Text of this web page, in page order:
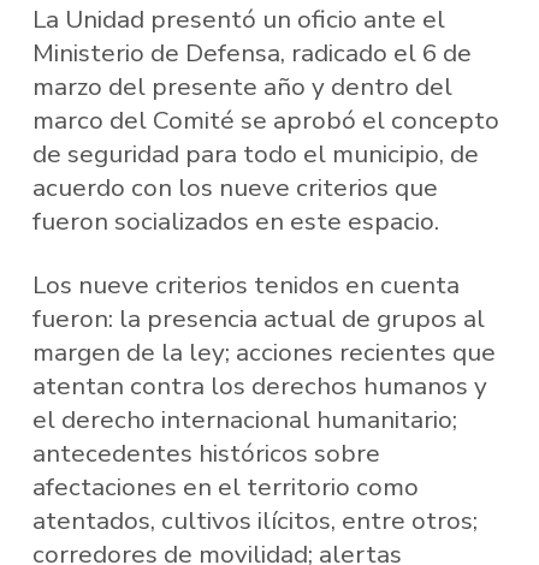
La Unidad presentó un oficio ante el
Ministerio de Defensa, radicado el 6 de
marzo del presente año y dentro del
marco del Comité se aprobó el concepto
de seguridad para todo el municipio, de
acuerdo con los nueve criterios que
fueron socializados en este espacio.
Los nueve criterios tenidos en cuenta
fueron: la presencia actual de grupos al
margen de la ley; acciones recientes que
atentan contra los derechos humanos y
el derecho internacional humanitario;
antecedentes históricos sobre
afectaciones en el territorio como
atentados, cultivos ilícitos, entre otros;
corredores de movilidad; alertas